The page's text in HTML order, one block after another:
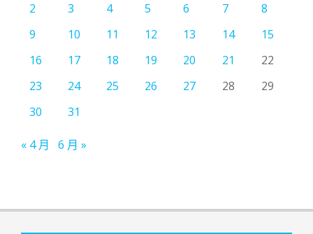
2
3 4 5 6 7
8
9
10 11 12 13 14
15
16
17 18 19 20 21
22
23
24 25 26 27 28
29
30
31
« 4 月 6 月 »